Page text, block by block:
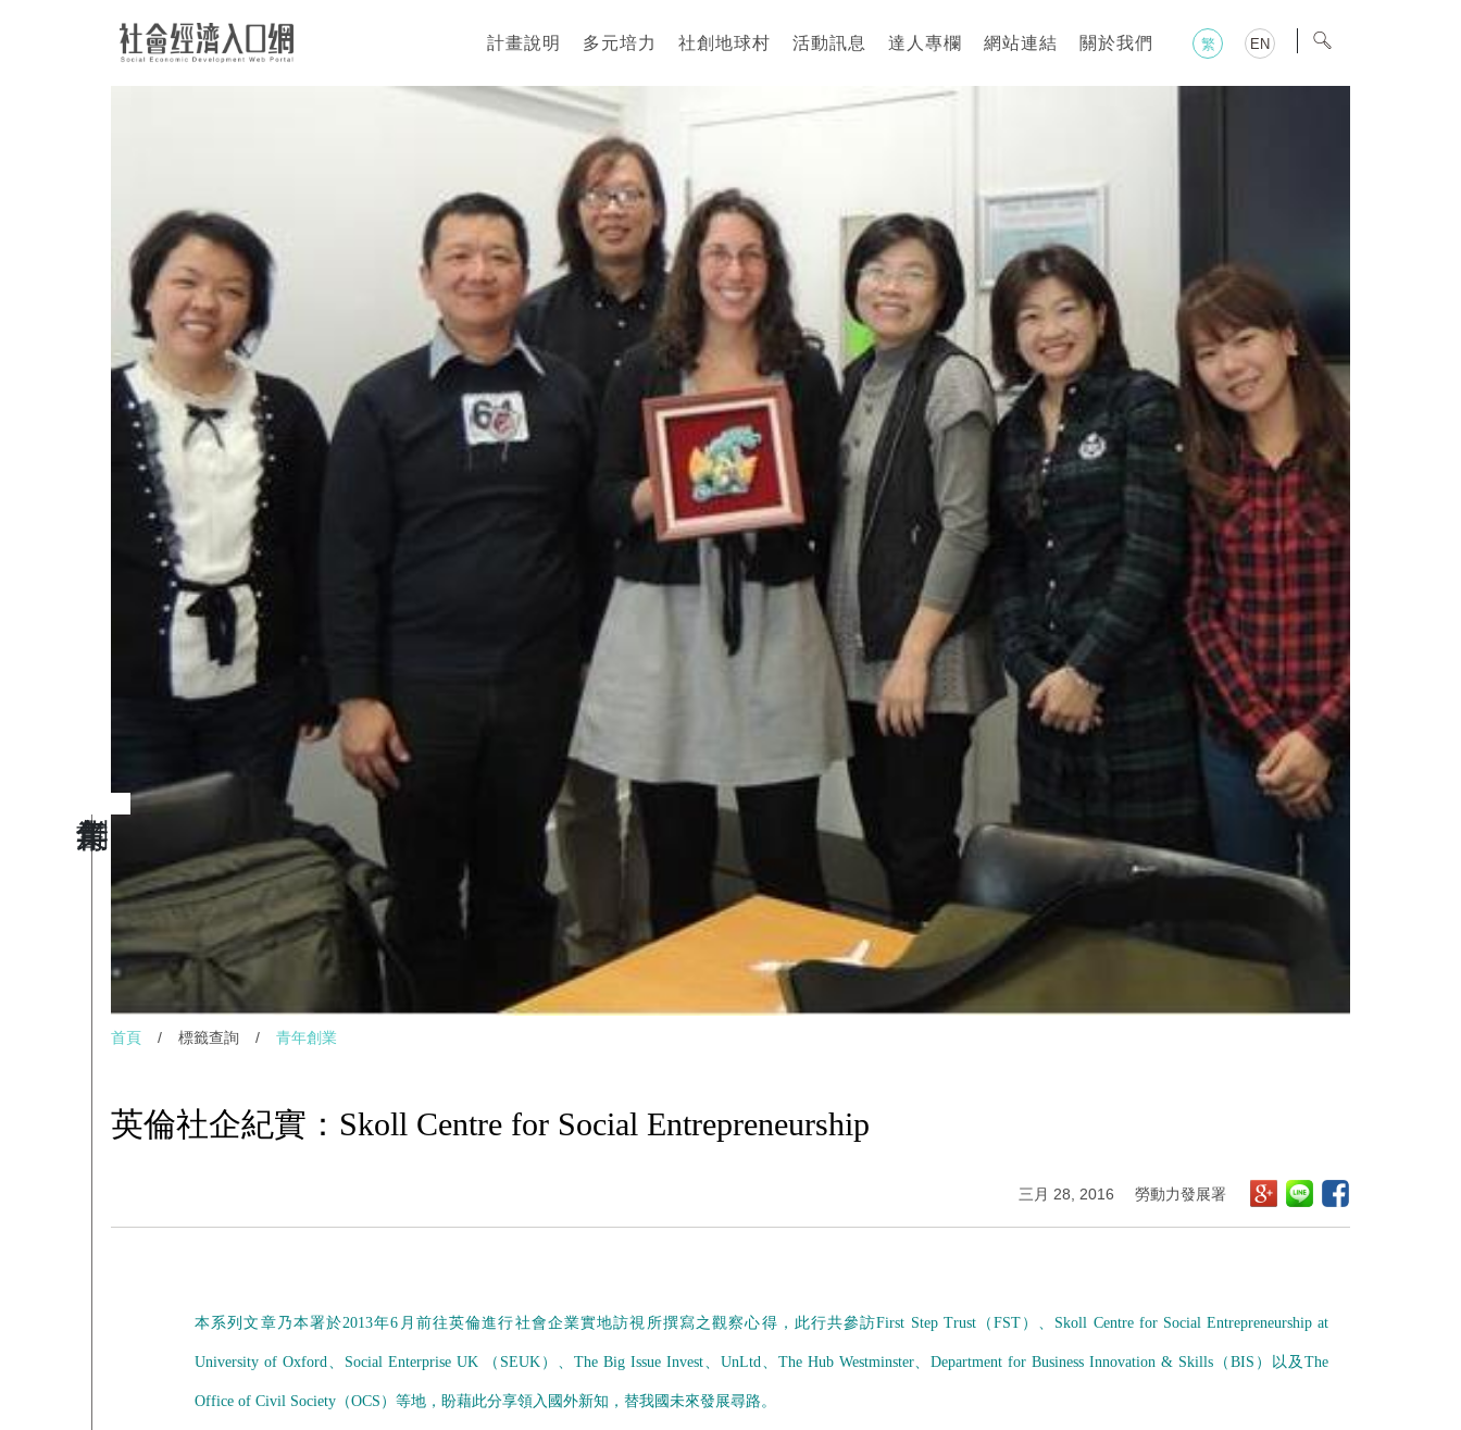
計畫說明 多元培力 社創地球村 活動訊息 達人專欄 網站連結 關於我們 繁 EN
首頁 / 標籤查詢 / 青年創業
英倫社企紀實：Skoll Centre for Social Entrepreneurship
三月 28, 2016 勞動力發展署
本系列文章乃本署於2013年6 月前往英倫進行社會企業實地訪視所撰寫之觀察心得，此行共參訪First Step Trust（ FST）、 Skoll Centre for Social Entrepreneurship at
University of Oxford、 Social Enterprise UK （ SEUK）、 The Big Issue Invest、 UnLtd、 The Hub Westminster、Department for Business Innovation & Skills （BIS ）以及The
Office of Civil Society （OCS） 等地，盼藉此分享領入國外新知，替我國未來發展尋路。